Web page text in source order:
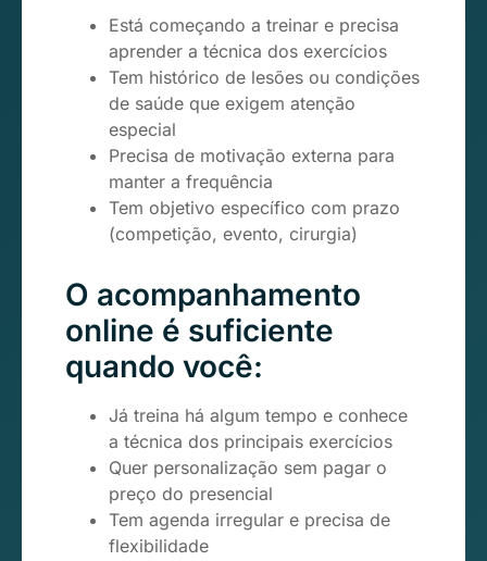
Está começando a treinar e precisa
aprender a técnica dos exercícios
Tem histórico de lesões ou condições
de saúde que exigem atenção
especial
Precisa de motivação externa para
manter a frequência
Tem objetivo específico com prazo
(competição, evento, cirurgia)
O acompanhamento
online é suficiente
quando você:
Já treina há algum tempo e conhece
a técnica dos principais exercícios
Quer personalização sem pagar o
preço do presencial
Tem agenda irregular e precisa de
flexibilidade